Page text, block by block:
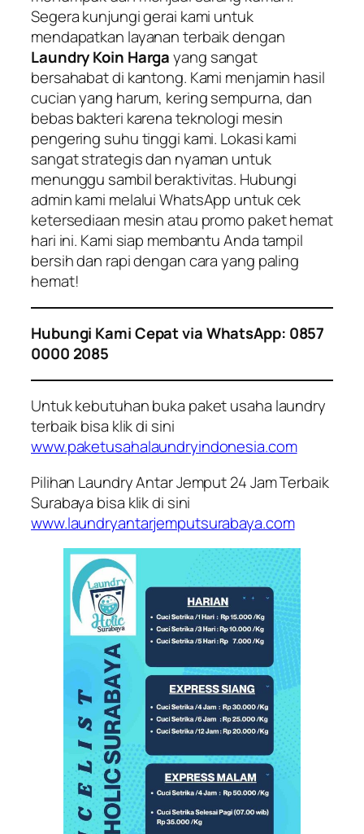
Segera kunjungi gerai kami untuk
mendapatkan layanan terbaik dengan
Laundry Koin Hargayang sangat
bersahabat di kantong. Kami menjamin hasil
cucian yang harum, kering sempurna, dan
bebas bakteri karena teknologi mesin
pengering suhu tinggi kami. Lokasi kami
sangat strategis dan nyaman untuk
menunggu sambil beraktivitas. Hubungi
admin kami melalui WhatsApp untuk cek
ketersediaan mesin atau promo paket hemat
hari ini. Kami siap membantu Anda tampil
bersih dan rapi dengan cara yang paling
hemat!
Hubungi Kami Cepat via WhatsApp: 0857
0000 2085
Untuk kebutuhan buka paket usaha laundry
terbaik bisa klik di sini
www.paketusahalaundryindonesia.com
Pilihan Laundry Antar Jemput 24 Jam Terbaik
Surabaya bisa klik di sini
www.laundryantarjemputsurabaya.com